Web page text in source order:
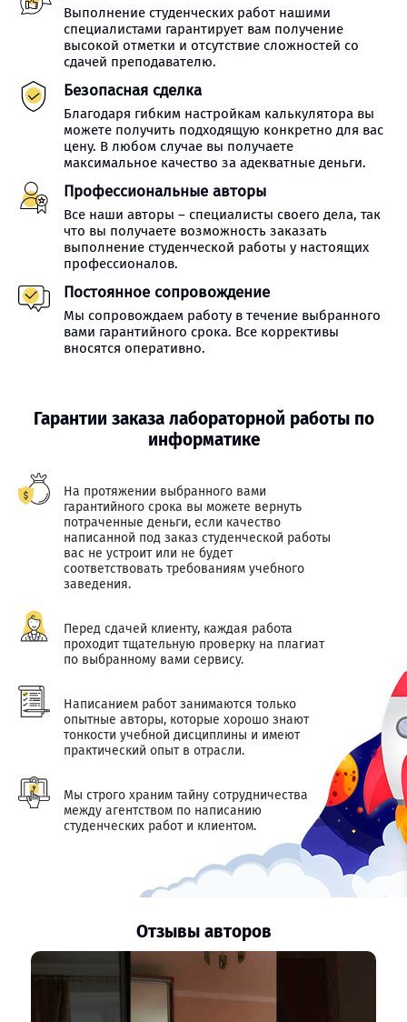
Выполнение студенческих работ нашими
специалистами гарантирует вам получение
высокой отметки и отсутствие сложностей со
сдачей преподавателю.
Безопасная сделка
Благодаря гибким настройкам калькулятора вы
можете получить подходящую конкретно для вас
цену. В любом случае вы получаете
максимальное качество за адекватные деньги.
Профессиональные авторы
Все наши авторы – специалисты своего дела, так
что вы получаете возможность заказать
выполнение студенческой работы у настоящих
профессионалов.
Постоянное сопровождение
Мы сопровождаем работу в течение выбранного
вами гарантийного срока. Все коррективы
вносятся оперативно.
Гарантии заказа лабораторной работы по
информатике
На протяжении выбранного вами
гарантийного срока вы можете вернуть
потраченные деньги, если качество
написанной под заказ студенческой работы
вас не устроит или не будет
соответствовать требованиям учебного
заведения.
Перед сдачей клиенту, каждая работа
проходит тщательную проверку на плагиат
по выбранному вами сервису.
Написанием работ занимаются только
опытные авторы, которые хорошо знают
тонкости учебной дисциплины и имеют
практический опыт в отрасли.
Мы строго храним тайну сотрудничества
между агентством по написанию
студенческих работ и клиентом.
Отзывы авторов